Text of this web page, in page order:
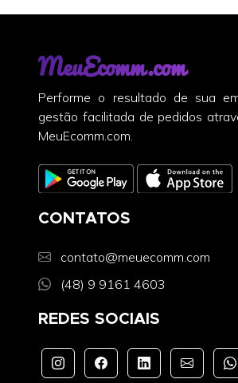
MeuEcomm.com
Performe o resultado de sua
gestão facilitada de pedidos
MeuEcomm.com.
CONTATOS
contato@meuecomm.com
(48) 9 9161 4603
REDES SOCIAIS